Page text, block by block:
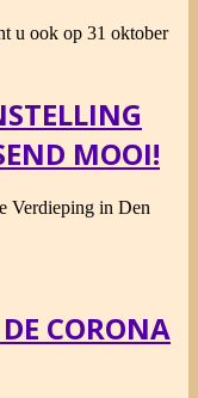
u ook op 31 oktober
MOOI!
Verdieping in Den
CORONA